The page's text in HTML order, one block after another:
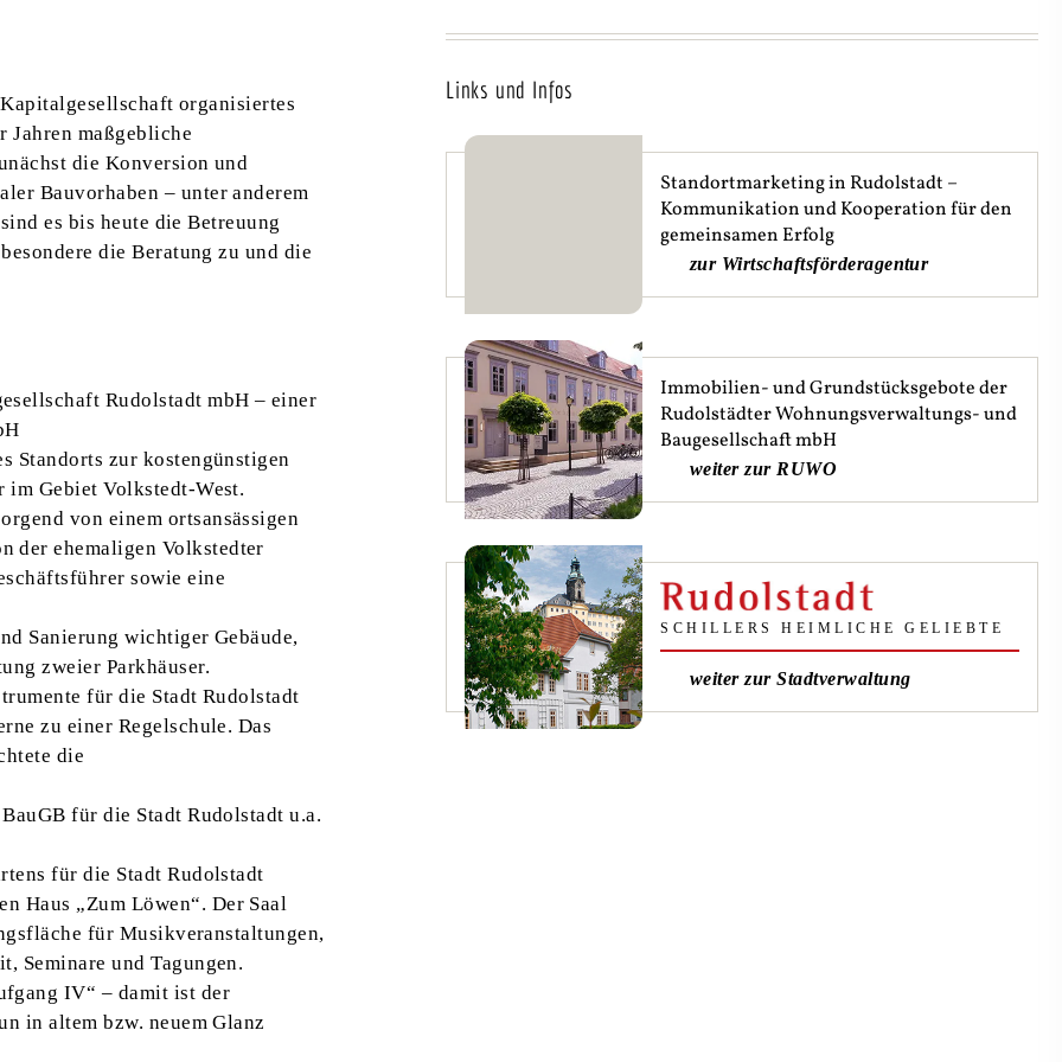
organisiertes
Jahren maßgebliche
die Konversion und
Bauvorhaben – unter anderem
es bis heute die Betreuung
die Beratung zu und die
Rudolstadt mbH – einer
Standorts zur kostengünstigen
Gebiet Volkstedt-West.
von einem ortsansässigen
der ehemaligen Volkstedter
sowie eine
Sanierung wichtiger Gebäude,
zweier Parkhäuser.
für die Stadt Rudolstadt
zu einer Regelschule. Das
die
für die Stadt Rudolstadt u.a.
für die Stadt Rudolstadt
Haus „Zum Löwen“. Der Saal
für Musikveranstaltungen,
Seminare und Tagungen.
IV“ – damit ist der
in altem bzw. neuem Glanz
Links und Infos
Standortmarketing in Rudolstadt –
Kommunikation und Kooperation für den
gemeinsamen Erfolg
zur Wirtschaftsförderagentur
Immobilien- und Grundstücksgebote der
Rudolstädter Wohnungsverwaltungs- und
Baugesellschaft mbH
weiter zur RUWO
SCHILLERS HEIMLICHE GELIEBTE
weiter zur Stadtverwaltung